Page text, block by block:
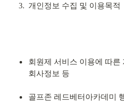
개인정보 수집 및 이용목적
회원제 서비스 이용에 따른
회사정보 등
골프존 레드베터아카데미